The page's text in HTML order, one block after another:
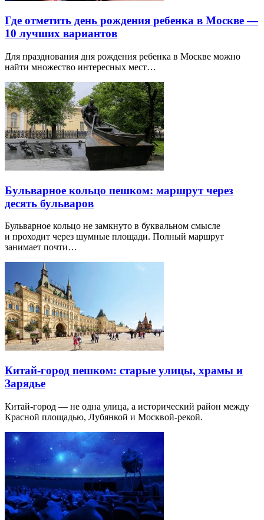
Где отметить день рождения ребенка в Москве —
10 лучших вариантов
Для празднования дня рождения ребенка в Москве можно
найти множество интересных мест…
Бульварное кольцо пешком: маршрут через
десять бульваров
Бульварное кольцо не замкнуто в буквальном смысле
и проходит через шумные площади. Полный маршрут
занимает почти…
Китай-город пешком: старые улицы, храмы и
Зарядье
Китай-город — не одна улица, а исторический район между
Красной площадью, Лубянкой и Москвой-рекой.